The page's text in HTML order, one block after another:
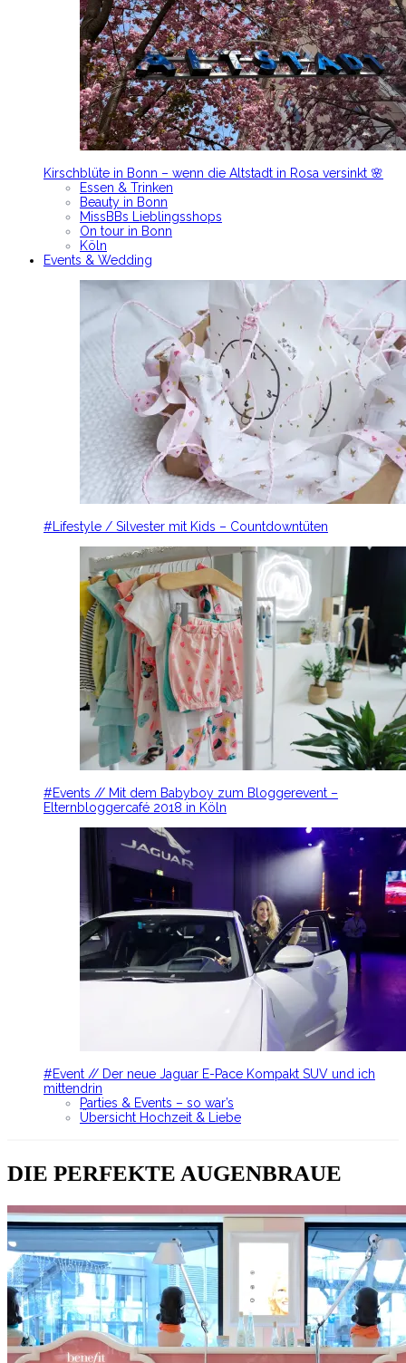
Kirschblüte in Bonn – wenn die Altstadt in Rosa versinkt 🌸
Essen & Trinken
Beauty in Bonn
MissBBs Lieblingsshops
On tour in Bonn
Köln
Events & Wedding
#Lifestyle / Silvester mit Kids – Countdowntüten
#Events // Mit dem Babyboy zum Bloggerevent –
Elternbloggercafé 2018 in Köln
#Event // Der neue Jaguar E-Pace Kompakt SUV und ich
mittendrin
Parties & Events – so war’s
Übersicht Hochzeit & Liebe
DIE PERFEKTE AUGENBRAUE